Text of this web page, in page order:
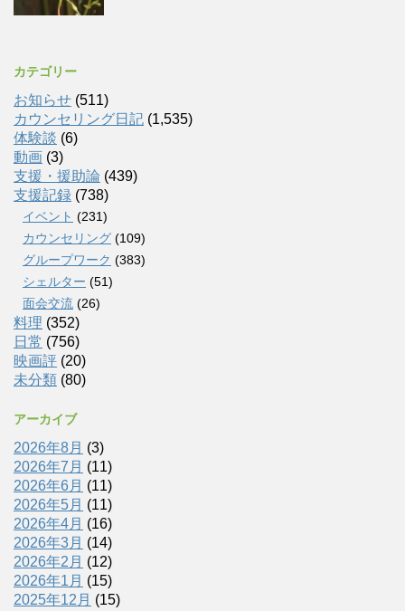
カテゴリー
お知らせ (511)
カウンセリング日記 (1,535)
体験談 (6)
動画 (3)
支援・援助論 (439)
支援記録 (738)
イベント (231)
カウンセリング (109)
グループワーク (383)
シェルター (51)
面会交流 (26)
料理 (352)
日常 (756)
映画評 (20)
未分類 (80)
アーカイブ
2026年8月 (3)
2026年7月 (11)
2026年6月 (11)
2026年5月 (11)
2026年4月 (16)
2026年3月 (14)
2026年2月 (12)
2026年1月 (15)
2025年12月 (15)